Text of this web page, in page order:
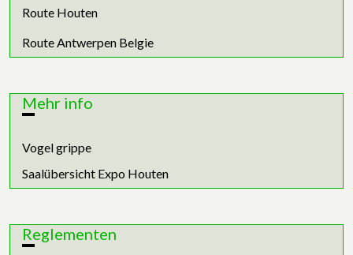
Route Houten
Route Antwerpen Belgie
Mehr info
Vogel grippe
Saalübersicht Expo Houten
Reglementen